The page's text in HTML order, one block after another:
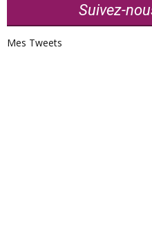
Suivez-
Mes Tweets